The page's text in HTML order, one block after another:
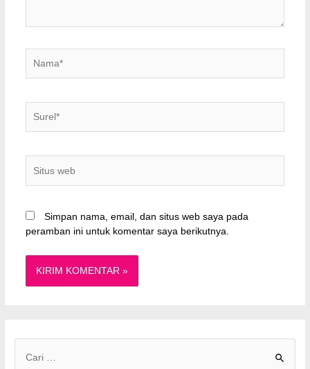
web
Simpan nama, email, dan situs web saya pada
peramban ini untuk komentar saya berikutnya.